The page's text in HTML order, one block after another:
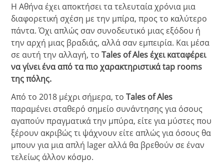
Η Αθήνα έχει αποκτήσει τα τελευταία χρόνια μια
διαφορετική σχέση με την μπίρα, προς το καλύτερο
πάντα. Όχι απλώς σαν συνοδευτικό μιας εξόδου ή
την αρχή μιας βραδιάς, αλλά σαν εμπειρία. Και μέσα
σε αυτή την αλλαγή, τοTales of Alesέχει καταφέρει
να γίνει ένα από τα πιο χαρακτηριστικά tap rooms
της πόλης.
Από το 2018 μέχρι σήμερα, τοTales of Ales
παραμένει σταθερό σημείο συνάντησης για όσους
αγαπούν πραγματικά την μπύρα, είτε για μύστες που
ξέρουν ακριβώς τι ψάχνουν είτε απλώς για όσους θα
μπουν για μια απλή lager αλλά θα βρεθούν σε έναν
τελείως άλλον κόσμο.